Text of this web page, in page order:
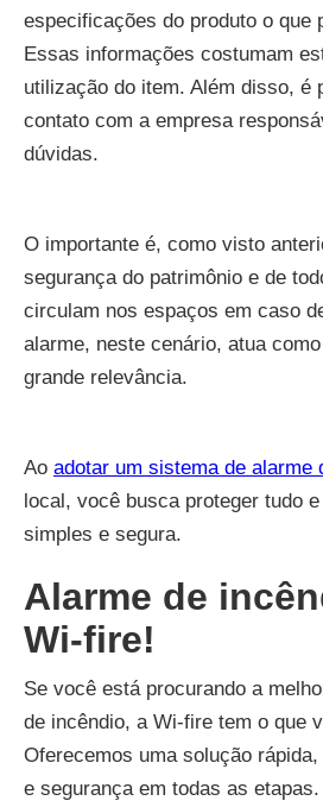
especificações do produto o que
Essas informações costumam
utilização do item. Além disso, é
contato com a empresa
dúvidas.
O importante é, como visto
segurança do patrimônio e de
circulam nos espaços em caso
alarme, neste cenário, atua
grande relevância.
Ao adotar um sistema de alarme
local, você busca proteger tudo
simples e segura.
Alarme de
Wi-fire!
Se você está procurando a
de incêndio, a Wi-fire tem o que
Oferecemos uma solução
e segurança em todas as